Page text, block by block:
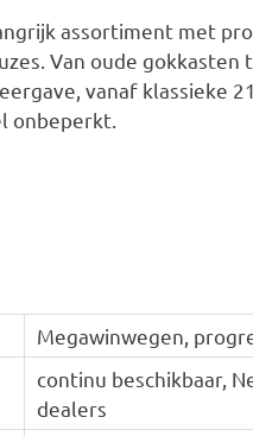
assortiment met
Van oude gokkasten
vanaf klassieke
onbeperkt.
Megawinwegen,
continu beschikbaar,
dealers